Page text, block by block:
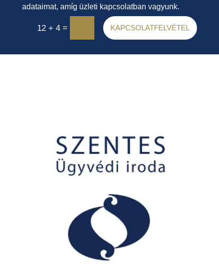
adataimat, amíg üzleti kapcsolatban vagyunk.
12 + 4 = KAPCSOLATFELVÉTEL